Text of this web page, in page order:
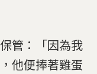
管：「因為我
他便捧著雞蛋